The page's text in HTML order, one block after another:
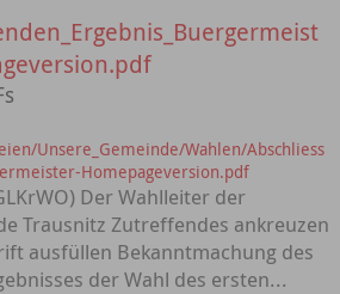
Unsere_Gemeinde/Wahlen/Abschliess
Homepageversion.pdf
Der Wahlleiter der
Trausnitz Zutreffendes ankreuzen
ausfüllen Bekanntmachung des
der Wahl des ersten...